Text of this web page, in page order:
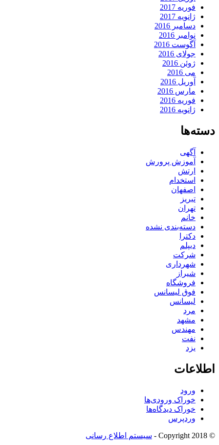
فوریه 2017
ژانویه 2017
دسامبر 2016
نوامبر 2016
آگوست 2016
جولای 2016
ژوئن 2016
می 2016
آوریل 2016
مارس 2016
فوریه 2016
ژانویه 2016
دسته‌ها
آگهی
آموزش پرورش
ارتش
استخدام
اصفهان
تبریز
تهران
خانم
دسته‌بندی نشده
دکترا
دیپلم
شرکت
شهرداری
شیراز
فروشگاه
فوق لیسانس
لیسانس
مرد
مشهد
مهندس
نفت
یزد
اطلاعات
ورود
خوراک ورودی‌ها
خوراک دیدگاه‌ها
وردپرس
© Copyright 2018 - سیستم اطلاع رسانی